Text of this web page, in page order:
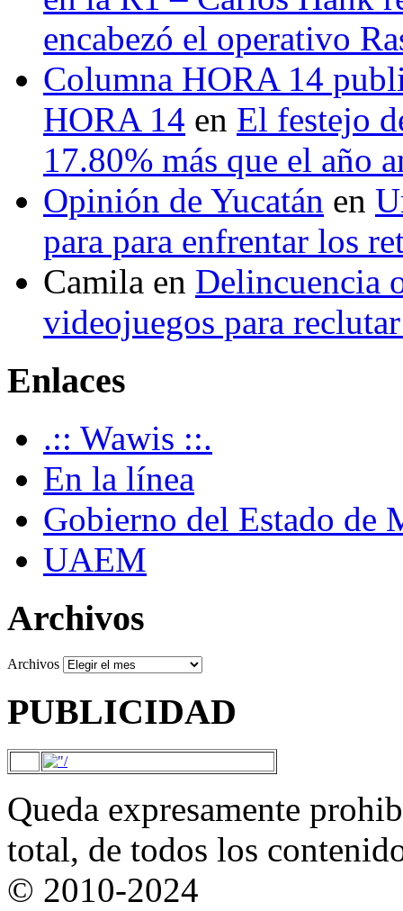
encabezó el operativo
Columna HORA 14
HORA 14 en El festejo
17.80% más que el año
Opinión de Yucatán en
para para enfrentar los
Camila en Delincuencia
videojuegos para
Enlaces
.:: Wawis ::.
En la línea
Gobierno del Estado de
UAEM
Archivos
Archivos
PUBLICIDAD
Queda expresamente
total, de todos los
© 2010-2024